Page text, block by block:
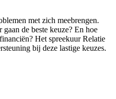
met zich meebrengen.
de beste keuze? En hoe
Het spreekuur Relatie
bij deze lastige keuzes.